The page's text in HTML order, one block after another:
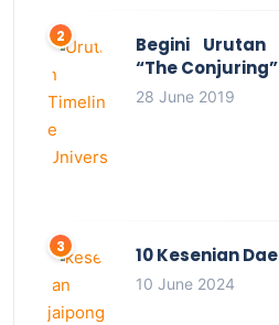
Begini Urutan
“The Conjuring”
28 June 2019
10 Kesenian
10 June 2024